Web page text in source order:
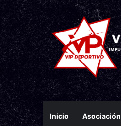
Inicio Asociación